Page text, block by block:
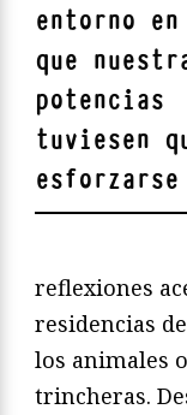
entorno
que
potencias
tuviesen
esforzarse
reflexiones
residencias
los animales
trincheras.